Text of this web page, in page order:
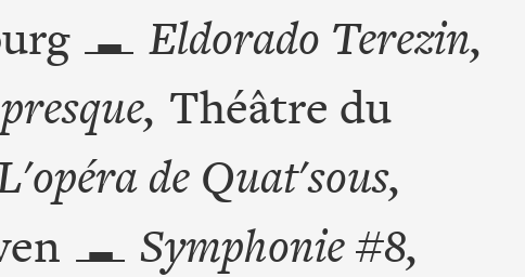
Eldorado Terezin,
Théâtre du
de Quat'sous,
Symphonie #8,